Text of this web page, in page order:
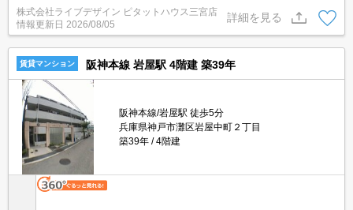
株式会社ライブデザイン ピタットハウス三宮店
情報更新日 2026/08/05
詳細を見る
賃貸マンション 阪神本線 岩屋駅 4階建 築39年
阪神本線/岩屋駅 徒歩5分
兵庫県神戸市灘区岩屋中町２丁目
築39年
4階建